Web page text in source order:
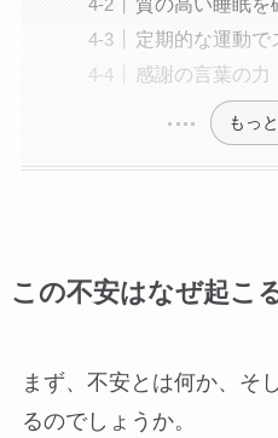
定期的な運動で
感謝の言葉の力
もっ
この不安はなぜ起こ
まず、不安とは何か、そ
るのでしょうか。